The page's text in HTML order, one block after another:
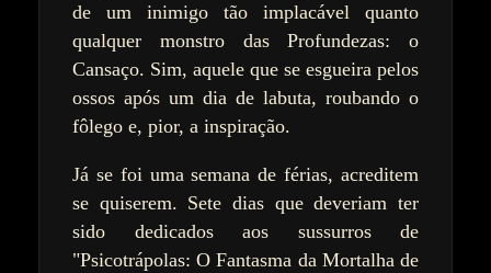
de um inimigo tão implacável quanto
qualquer monstro das Profundezas: o
Cansaço. Sim, aquele que se esgueira pelos
ossos após um dia de labuta, roubando o
fôlego e, pior, a inspiração.
Já se foi uma semana de férias, acreditem
se quiserem. Sete dias que deveriam ter
sido dedicados aos sussurros de
"Psicotrápolas: O Fantasma da Mortalha de